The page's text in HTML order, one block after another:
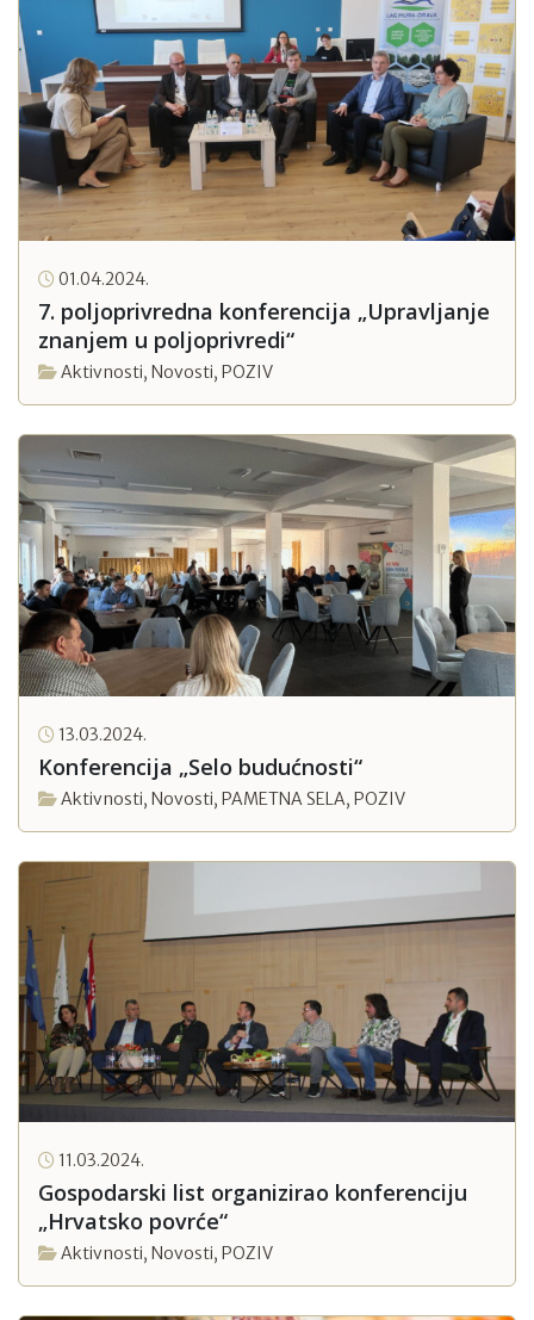
01.04.2024.
7. poljoprivredna konferencija „Upravljanje
znanjem u poljoprivredi“
Aktivnosti, Novosti, POZIV
13.03.2024.
Konferencija „Selo budućnosti“
Aktivnosti, Novosti, PAMETNA SELA, POZIV
11.03.2024.
Gospodarski list organizirao konferenciju
„Hrvatsko povrće“
Aktivnosti, Novosti, POZIV